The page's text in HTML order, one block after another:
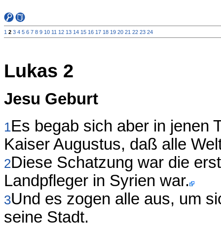
1 2 3 4 5 6 7 8 9 10 11 12 13 14 15 16 17 18 19 20 21 22 23 24
Lukas 2
Jesu Geburt
1Es begab sich aber in jenen
Kaiser Augustus, daß alle
2Diese Schatzung war die
Landpfleger in Syrien war.
3Und es zogen alle aus, um
seine Stadt.